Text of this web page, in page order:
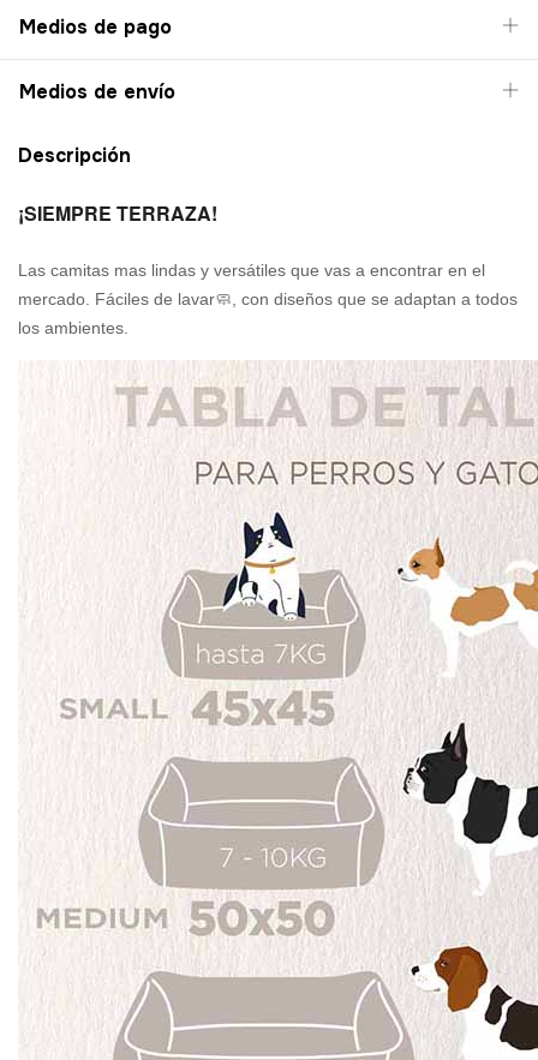
Medios de pago
Medios de envío
Descripción
¡SIEMPRE TERRAZA!
Las camitas mas lindas y versátiles que vas a encontrar en el
mercado. Fáciles de lavar🧼, con diseños que se adaptan a todos
los ambientes.